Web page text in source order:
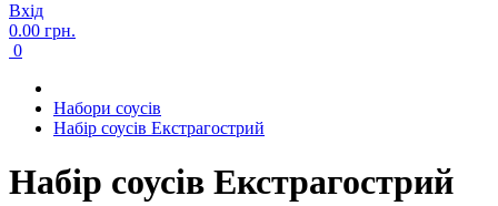
Вхід
0.00 грн.
0
Набори соусів
Набір соусів Екстрагострий
Набір соусів Екстрагострий